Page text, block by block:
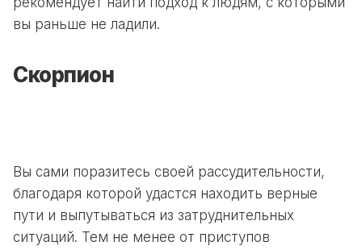
вы раньше не ладили.
Скорпион
Вы сами поразитесь своей рассудительности,
благодаря которой удастся находить верные
пути и выпутываться из затруднительных
ситуаций. Тем не менее от приступов